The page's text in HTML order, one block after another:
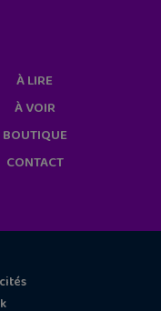
À LIRE
À VOIR
BOUTIQUE
CONTACT